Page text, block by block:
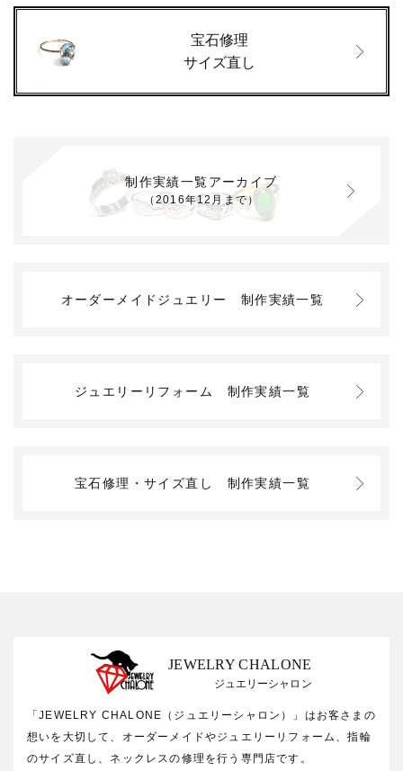
宝石修理
サイズ直し
制作実績一覧アーカイブ
（2016年12月まで）
オーダーメイドジュエリー 制作実績一覧
ジュエリーリフォーム 制作実績一覧
宝石修理・サイズ直し 制作実績一覧
JEWELRY CHALONE
ジュエリーシャロン
「JEWELRY CHALONE（ジュエリーシャロン）」はお客さまの
想いを大切して、オーダーメイドやジュエリーリフォーム、指輪
のサイズ直し、ネックレスの修理を行う専門店です。